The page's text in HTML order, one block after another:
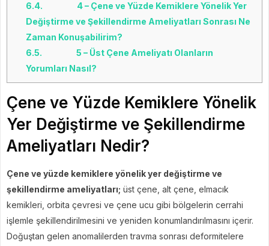
6.4. 4 – Çene ve Yüzde Kemiklere Yönelik Yer
Değiştirme ve Şekillendirme Ameliyatları Sonrası Ne
Zaman Konuşabilirim?
6.5. 5 – Üst Çene Ameliyatı Olanların
Yorumları Nasıl?
Çene ve Yüzde Kemiklere Yönelik
Yer Değiştirme ve Şekillendirme
Ameliyatları Nedir?
Çene ve yüzde kemiklere yönelik yer değiştirme ve
şekillendirme ameliyatları; üst çene, alt çene, elmacık
kemikleri, orbita çevresi ve çene ucu gibi bölgelerin cerrahi
işlemle şekillendirilmesini ve yeniden konumlandırılmasını içerir.
Doğuştan gelen anomalilerden travma sonrası deformitelere